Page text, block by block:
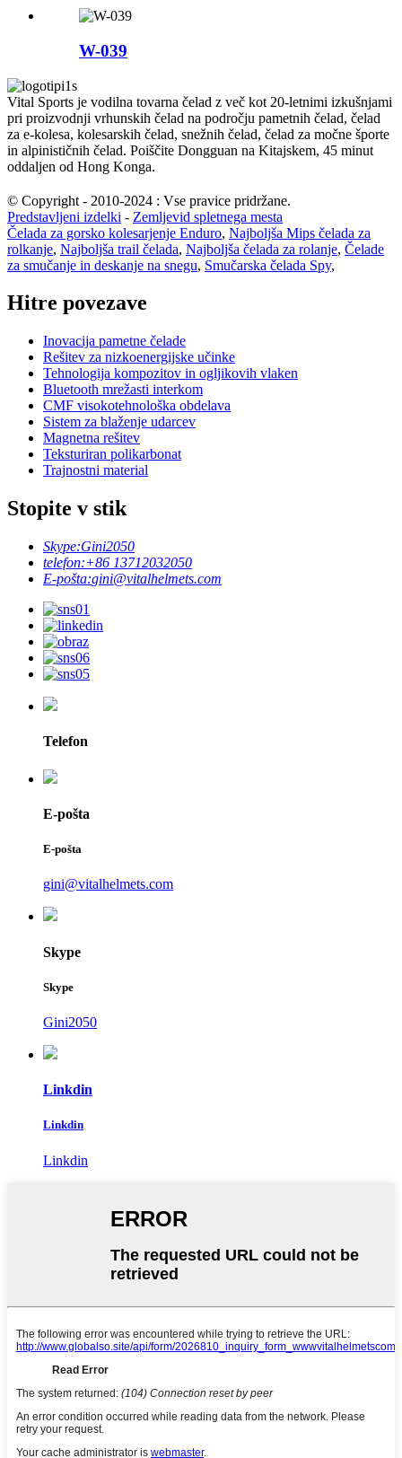
W-039
Vital Sports je vodilna tovarna čelad z več kot 20-letnimi izkušnjami
pri proizvodnji vrhunskih čelad na področju pametnih čelad, čelad
za e-kolesa, kolesarskih čelad, snežnih čelad, čelad za močne športe
in alpinističnih čelad. Poiščite Dongguan na Kitajskem, 45 minut
oddaljen od Hong Konga.
© Copyright - 2010-2024 : Vse pravice pridržane.
Predstavljeni izdelki - Zemljevid spletnega mesta
Čelada za gorsko kolesarjenje Enduro, Najboljša Mips čelada za
rolkanje, Najboljša trail čelada, Najboljša čelada za rolanje, Čelade
za smučanje in deskanje na snegu, Smučarska čelada Spy,
Hitre povezave
Inovacija pametne čelade
Rešitev za nizkoenergijske učinke
Tehnologija kompozitov in ogljikovih vlaken
Bluetooth mrežasti interkom
CMF visokotehnološka obdelava
Sistem za blaženje udarcev
Magnetna rešitev
Teksturiran polikarbonat
Trajnostni material
Stopite v stik
Skype:Gini2050
telefon:+86 13712032050
E-pošta:gini@vitalhelmets.com
Telefon
E-pošta
E-pošta
gini@vitalhelmets.com
Skype
Skype
Gini2050
Linkdin
Linkdin
Linkdin